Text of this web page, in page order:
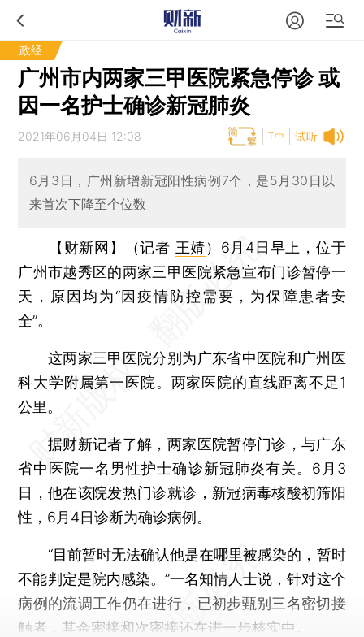
政经
广州市内两家三甲医院紧急停诊 或
因一名护士确诊新冠肺炎
试听
2021年06月04日 12:08 T中
6月3日，广州新增新冠阳性病例7个，是5月30日以
来首次下降至个位数
【财新网】（记者 王婧） 6月4日早上，位于
广州市越秀区的两家三甲医院紧急宣布门诊暂停一
天，原因均为“因疫情防控需要，为保障患者安
全”。
这两家三甲医院分别为广东省中医院和广州医
科大学附属第一医院。两家医院的直线距离不足1
公里。
据财新记者了解，两家医院暂停门诊，与广东
省中医院一名男性护士确诊新冠肺炎有关。6月3
日，他在该院发热门诊就诊，新冠病毒核酸初筛阳
性，6月4日诊断为确诊病例。
“目前暂时无法确认他是在哪里被感染的，暂时
不能判定是院内感染。”一名知情人士说，针对这个
病例的流调工作仍在进行，已初步甄别三名密切接
触者，其余密接和次密接还在进一步核实中。